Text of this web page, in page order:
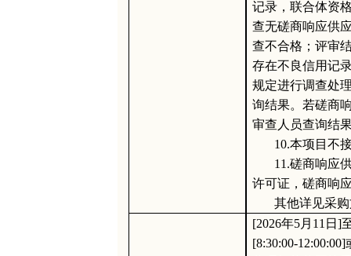
记录，联合体资
查无磋商响应供
查不合格；评审
存在不良信用记
规定进行调查处
询结果。若磋商
审查人员查询结
10.本项目不
11.磋商响应
许可证，磋商响
其他详见采
[2026年5月 11 日 ]
[8:30:00-1 2:00:00]